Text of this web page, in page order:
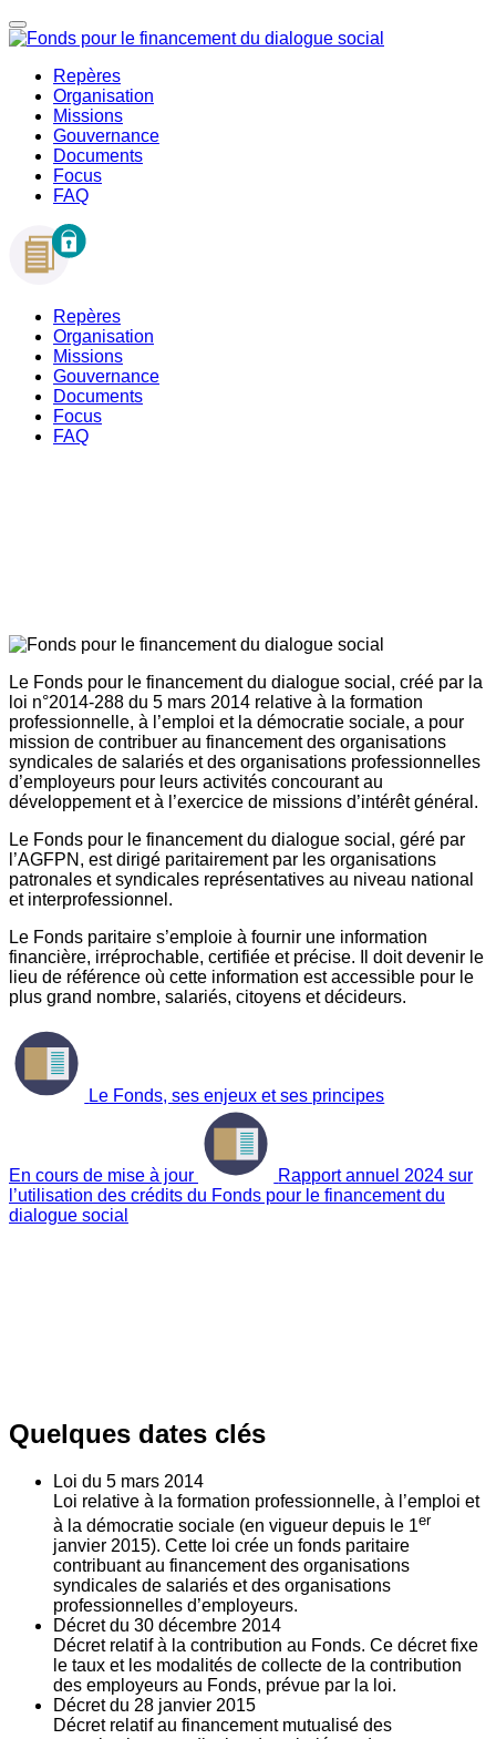
Repères
Organisation
Missions
Gouvernance
Documents
Focus
FAQ
Repères
Organisation
Missions
Gouvernance
Documents
Focus
FAQ
Le Fonds pour le financement du dialogue social, créé par la
loi n°2014-288 du 5 mars 2014 relative à la formation
professionnelle, à l’emploi et la démocratie sociale, a pour
mission de contribuer au financement des organisations
syndicales de salariés et des organisations professionnelles
d’employeurs pour leurs activités concourant au
développement et à l’exercice de missions d’intérêt général.
Le Fonds pour le financement du dialogue social, géré par
l’AGFPN, est dirigé paritairement par les organisations
patronales et syndicales représentatives au niveau national
et interprofessionnel.
Le Fonds paritaire s’emploie à fournir une information
financière, irréprochable, certifiée et précise. Il doit devenir le
lieu de référence où cette information est accessible pour le
plus grand nombre, salariés, citoyens et décideurs.
Le Fonds, ses enjeux et ses principes
En cours de mise à jour
Rapport annuel 2024 sur
l’utilisation des crédits du Fonds pour le financement du
dialogue social
Quelques dates clés
Loi du 5 mars 2014
Loi relative à la formation professionnelle, à l’emploi et
à la démocratie sociale (en vigueur depuis le 1er
janvier 2015). Cette loi crée un fonds paritaire
contribuant au financement des organisations
syndicales de salariés et des organisations
professionnelles d’employeurs.
Décret du 30 décembre 2014
Décret relatif à la contribution au Fonds. Ce décret fixe
le taux et les modalités de collecte de la contribution
des employeurs au Fonds, prévue par la loi.
Décret du 28 janvier 2015
Décret relatif au financement mutualisé des